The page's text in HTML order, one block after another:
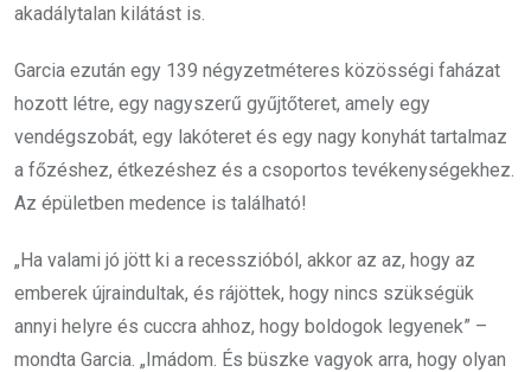
akadálytalan kilátást is.
Garcia ezután egy 139 négyzetméteres közösségi faházat
hozott létre, egy nagyszerű gyűjtőteret, amely egy
vendégszobát, egy lakóteret és egy nagy konyhát tartalmaz
a főzéshez, étkezéshez és a csoportos tevékenységekhez.
Az épületben medence is található!
„Ha valami jó jött ki a recesszióból, akkor az az, hogy az
emberek újraindultak, és rájöttek, hogy nincs szükségük
annyi helyre és cuccra ahhoz, hogy boldogok legyenek” –
mondta Garcia. „Imádom. És büszke vagyok arra, hogy olyan